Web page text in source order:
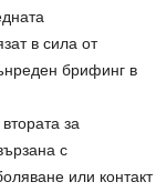
в сила от
брифинг в
за
с
или контакт